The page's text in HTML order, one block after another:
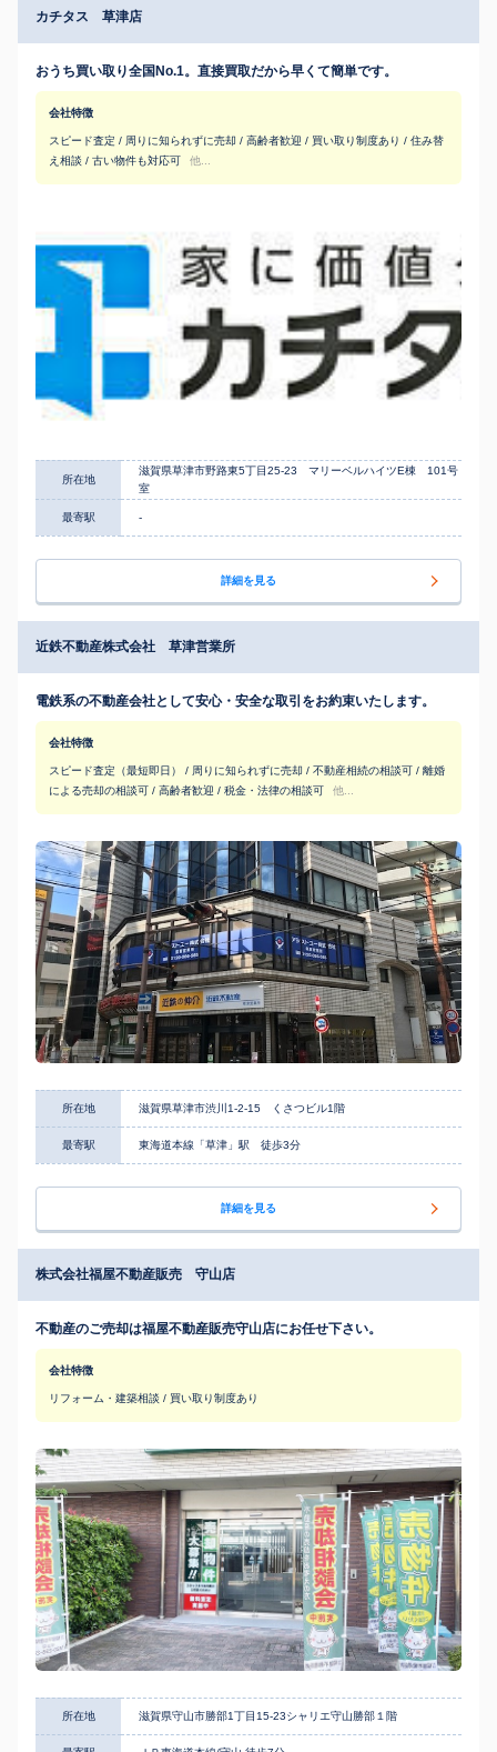
カチタス 草津店
おうち買い取り全国No.1。直接買取だから早くて簡単です。
会社特徴
スピード査定 / 周りに知られずに売却 / 高齢者歓迎 / 買い取り制度あり / 住み替
え相談 / 古い物件も対応可
他...
所在地
滋賀県草津市野路東5丁目25-23 マリーベルハイツE棟 101号
室
最寄駅 -
詳細を見る
近鉄不動産株式会社 草津営業所
電鉄系の不動産会社として安心・安全な取引をお約束いたします。
会社特徴
スピード査定（最短即日） / 周りに知られずに売却 / 不動産相続の相談可 / 離婚
による売却の相談可 / 高齢者歓迎 / 税金・法律の相談可
他...
所在地 滋賀県草津市渋川1-2-15 くさつビル1階
最寄駅 東海道本線「草津」駅 徒歩3分
詳細を見る
株式会社福屋不動産販売 守山店
不動産のご売却は福屋不動産販売守山店にお任せ下さい。
会社特徴
リフォーム・建築相談 / 買い取り制度あり
所在地 滋賀県守山市勝部1丁目15-23シャリエ守山勝部１階